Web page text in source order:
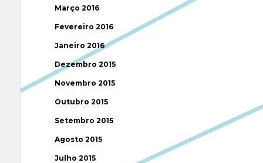
Março 2016
Fevereiro 2016
Janeiro 2016
Dezembro 2015
Novembro 2015
Outubro 2015
Setembro 2015
Agosto 2015
Julho 2015